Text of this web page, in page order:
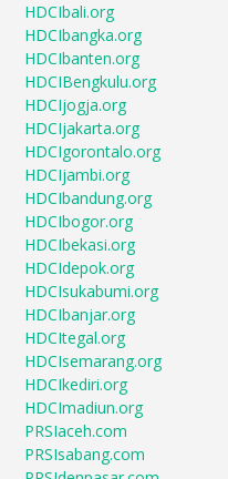
HDCIbali.org
HDCIbangka.org
HDCIbanten.org
HDCIBengkulu.org
HDCIjogja.org
HDCIjakarta.org
HDCIgorontalo.org
HDCIjambi.org
HDCIbandung.org
HDCIbogor.org
HDCIbekasi.org
HDCIdepok.org
HDCIsukabumi.org
HDCIbanjar.org
HDCItegal.org
HDCIsemarang.org
HDCIkediri.org
HDCImadiun.org
PRSIaceh.com
PRSIsabang.com